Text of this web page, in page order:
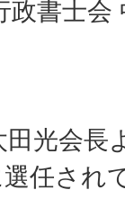
政書士会
光会
任され